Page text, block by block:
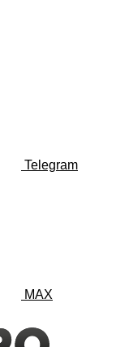
Telegram
MAX